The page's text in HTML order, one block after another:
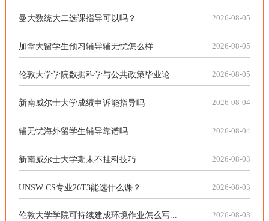
曼大数统大二选课指导可以吗？ 2026-08-05
加拿大留学生预习辅导辅无忧怎么样 2026-08-05
伦敦大学学院数据科学与公共政策毕业论... 2026-08-05
新南威尔士大学成绩申诉能指导吗 2026-08-04
辅无忧海外留学生辅导靠谱吗 2026-08-04
新南威尔士大学期末不挂科技巧 2026-08-03
UNSW CS专业26T3能选什么课？ 2026-08-03
伦敦大学学院可持续建成环境作业怎么写... 2026-08-03